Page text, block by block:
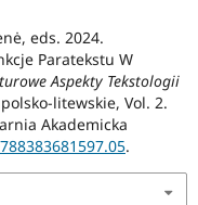
eds. 2024.
Paratekstu W
Aspekty Tekstologii
litewskie, Vol. 2.
Akademicka
.